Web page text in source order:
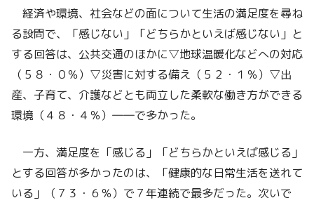
経済や環境、社会などの面について生活の満足度を尋ね
る設問で、「感じない」「どちらかといえば感じない」と
する回答は、公共交通のほかに▽地球温暖化などへの対応
（５８・０％）▽災害に対する備え（５２・１％）▽出
産、子育て、介護などとも両立した柔軟な働き方ができる
環境（４８・４％）――で多かった。
一方、満足度を「感じる」「どちらかといえば感じる」
とする回答が多かったのは、「健康的な日常生活を送れて
いる」（７３・６％）で７年連続で最多だった。次いで